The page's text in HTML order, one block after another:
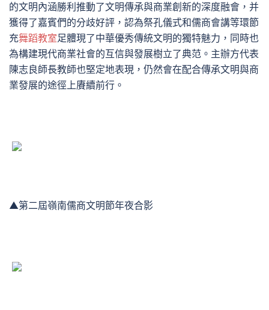
的文明內涵勝利推動了文明傳承與商業創新的深度融會，并
獲得了嘉賓們的分歧好評，認為祭孔儀式和儒商會講等環節
充舞蹈教室足體現了中華優秀傳統文明的獨特魅力，同時也
為構建現代商業社會的互信與發展樹立了典范。主辦方代表
陳志良師長教師也堅定地表現，仍然會在配合傳承文明與商
業發展的途徑上賡續前行。
▲第二屆嶺南儒商文明節年夜合影